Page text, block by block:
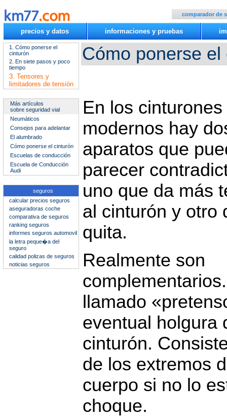
comparador de
precios y datos informaciones y pruebas
1. Cómo ponerse el
cinturón
2. En siete pasos y poco
tiempo
3. Tensores y
limitadores de tensión
Más artículos
sobre seguridad vial
Neumáticos
Consejos para adelantar
El alumbrado
Cómo ponerse el cinturón
Escuelas de conducción
Escuela de Conducción
Audi
seguros
calcular precios seguros
aseguradoras coche
comparativa de seguros
ranking seguros
informes seguros automovil
la letra peque�a del
seguro
calidad polizas de seguros
noticias seguros
Cómo ponerse el
En los cinturones
modernos hay
aparatos que
parecer
uno que da más
al cinturón y otro
quita.
Realmente son
llamado
eventual holgura
cinturón.
de los extremos
cuerpo si no lo
choque.